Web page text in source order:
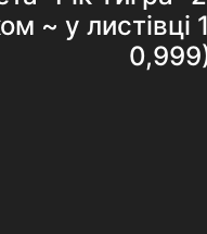
~ у листівці